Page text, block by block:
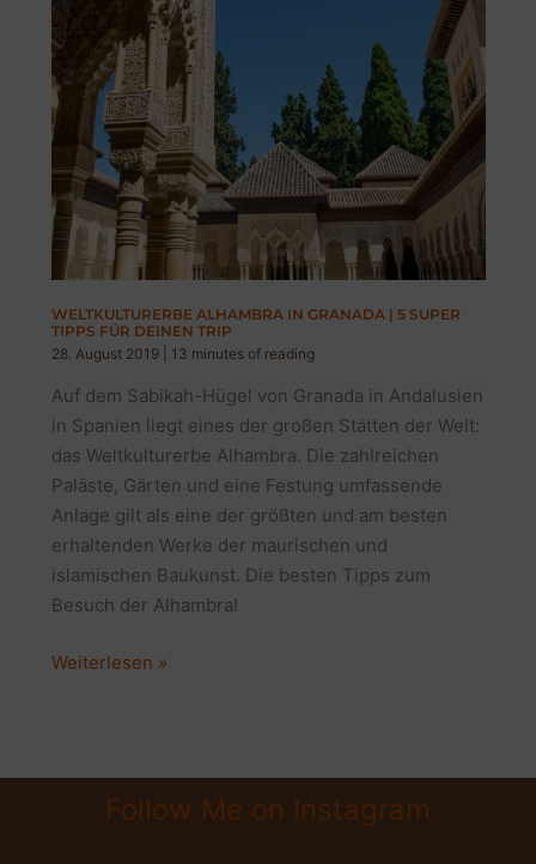
WELTKULTURERBE ALHAMBRA IN GRANADA | 5 SUPER
TIPPS FÜR DEINEN TRIP
28. August 2019
13 minutes of reading
Auf dem Sabikah-Hügel von Granada in Andalusien
in Spanien liegt eines der großen Stätten der Welt:
das Weltkulturerbe Alhambra. Die zahlreichen
Paläste, Gärten und eine Festung umfassende
Anlage gilt als eine der größten und am besten
erhaltenden Werke der maurischen und
islamischen Baukunst. Die besten Tipps zum
Besuch der Alhambra!
WELTKULTURERBE
|
Weiterlesen »
Follow Me on Instagram